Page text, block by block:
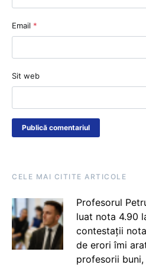
Email *
Sit web
CELE MAI CITITE ARTICOLE
Profesorul
luat nota 4.90
contestații
de erori îmi
profesorii